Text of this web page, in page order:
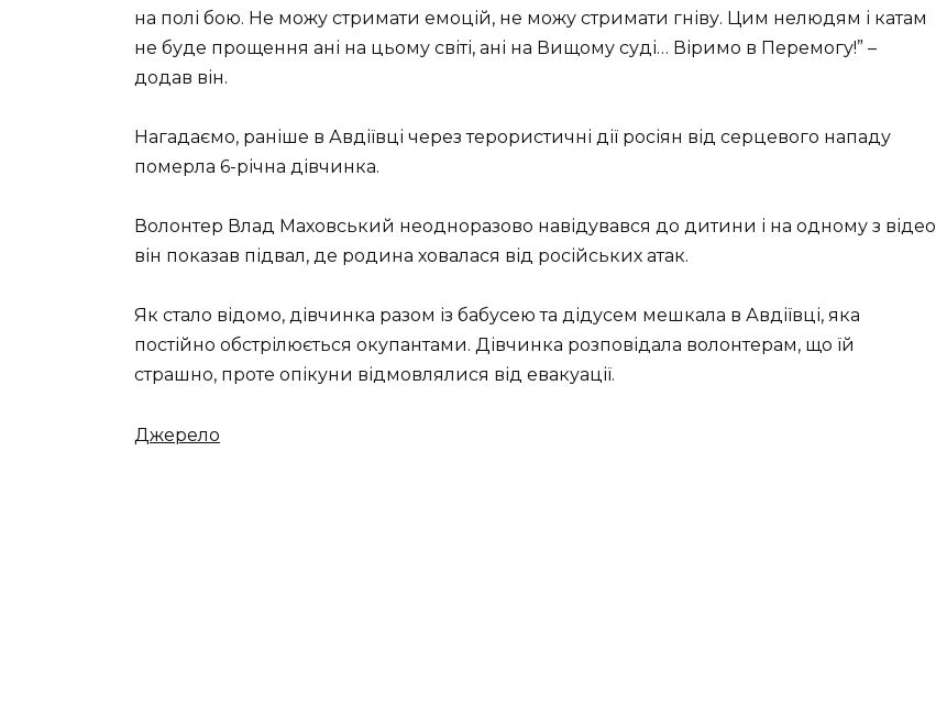
на полі бою. Не можу стримати емоцій, не можу стримати гніву. Цим нелюдям і катам
не буде прощення ані на цьому світі, ані на Вищому суді… Віримо в Перемогу!” –
додав він.
Нагадаємо, раніше в Авдіївці через терористичні дії росіян від серцевого нападу
померла 6-річна дівчинка.
Волонтер Влад Маховський неодноразово навідувався до дитини і на одному з відео
він показав підвал, де родина ховалася від російських атак.
Як стало відомо, дівчинка разом із бабусею та дідусем мешкала в Авдіївці, яка
постійно обстрілюється окупантами. Дівчинка розповідала волонтерам, що їй
страшно, проте опікуни відмовлялися від евакуації.
Джерело